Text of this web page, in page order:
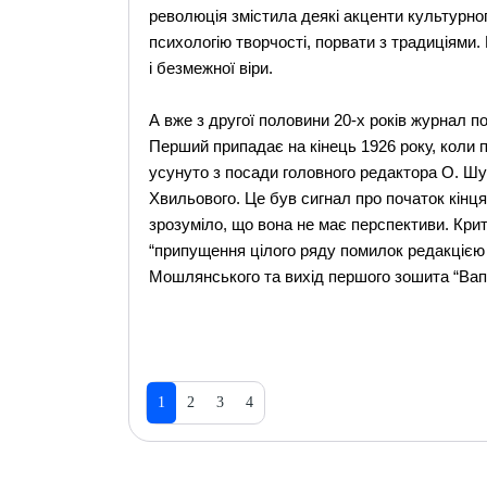
революція змістила деякі акценти
психологію творчості, порвати з
і безмежної віри.
А вже з другої половини 20-х років журнал
Перший припадає на кінець 1926 року,
усунуто з посади головного редактора О.
Хвильового. Це був сигнал про початок кінця
зрозуміло, що вона не має перспективи.
“припущення цілого ряду помилок
Мошлянського та вихід першого зошита
1 2 3 4